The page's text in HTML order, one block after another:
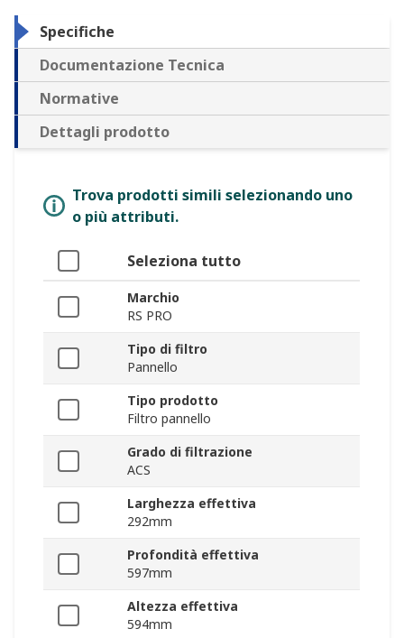
Specifiche
Documentazione Tecnica
Normative
Dettagli prodotto
Trova prodotti simili selezionando uno
o più attributi.
Seleziona tutto
Marchio
RS PRO
Tipo di filtro
Pannello
Tipo prodotto
Filtro pannello
Grado di filtrazione
ACS
Larghezza effettiva
292mm
Profondità effettiva
597mm
Altezza effettiva
594mm